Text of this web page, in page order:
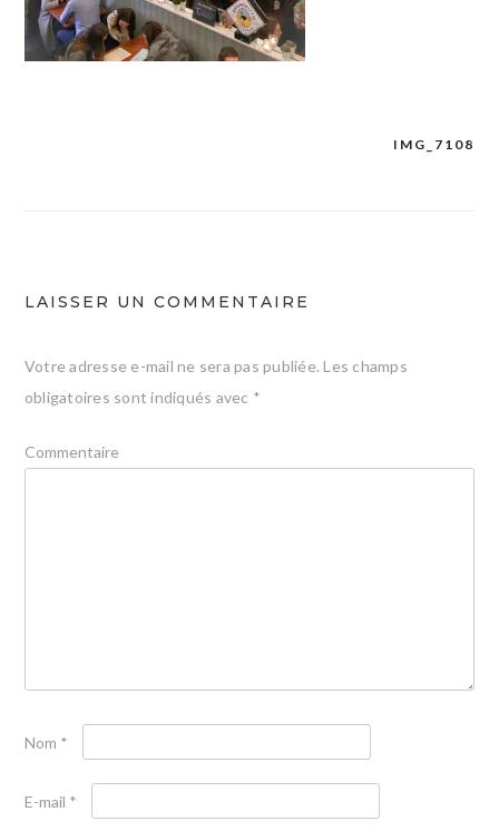
IMG_7108
LAISSER UN COMMENTAIRE
Votre adresse e-mail ne sera pas publiée. Les champs
obligatoires sont indiqués avec *
Commentaire
Nom *
E-mail *